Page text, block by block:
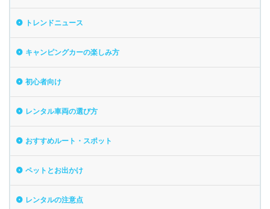
トレンドニュース
キャンピングカーの楽しみ方
初心者向け
レンタル車両の選び方
おすすめルート・スポット
ペットとお出かけ
レンタルの注意点